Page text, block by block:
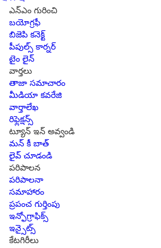
ఎన్ఎం గురించి
బయోగ్రఫీ
బిజెపి కనెక్ట్
పీపుల్స్ కార్నర్
టైం లైన్
వార్తలు
తాజా సమాచారం
మీడియా కవరేజి
వార్తాలేఖ
రిఫ్లెక్షన్స్
ట్యూన్ ఇన్ అవ్వండి
మన్ కీ బాత్
లైవ్ చూడండి
పరిపాలన
పరిపాలనా
సమాహారం
ప్రపంచ గుర్తింపు
ఇన్ఫోగ్రాఫిక్స్
ఇన్సైట్స్
కేటగిరీలు